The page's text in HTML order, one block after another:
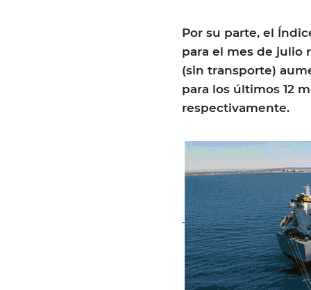
Por su parte, el
para el mes de julio
(sin transporte)
para los últimos 12
respectivamente.